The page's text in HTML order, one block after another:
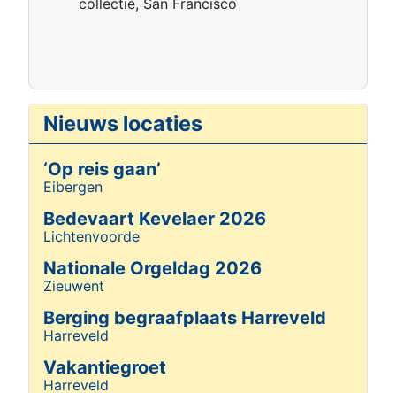
Nieuws locaties
‘Op reis gaan’
Details
Eibergen
Bedevaart Kevelaer 2026
Details
Lichtenvoorde
Nationale Orgeldag 2026
Details
Zieuwent
Berging begraafplaats Harreveld
Details
Harreveld
Vakantiegroet
Details
Harreveld